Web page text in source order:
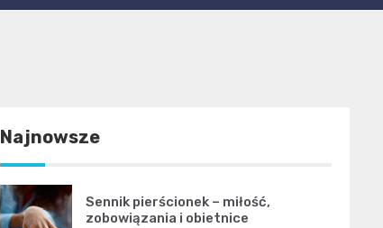
Najnowsze
Sennik pierścionek – miłość,
zobowiązania i obietnice